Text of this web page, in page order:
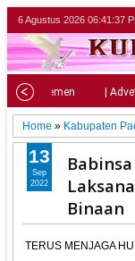
6 Agustus 2026 06:41:38
| Parlemen |
Home » Kabupaten
Binaan
TERUS MENJAGA
13
Sep
2022